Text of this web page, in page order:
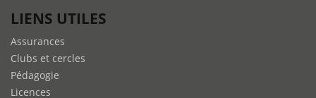
LIENS UTILES
Assurances
Clubs et cercles
Pédagogie
Licences